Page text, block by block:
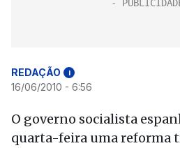
REDAÇÃO i
16/06/2010 - 6:56
O governo socialista
quarta-feira uma reforma